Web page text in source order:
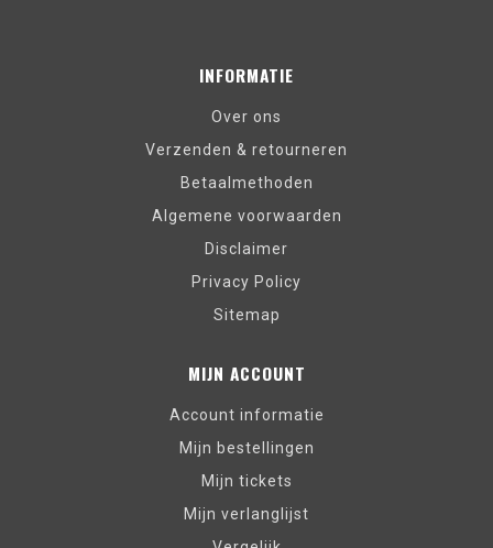
INFORMATIE
Over ons
Verzenden & retourneren
Betaalmethoden
Algemene voorwaarden
Disclaimer
Privacy Policy
Sitemap
MIJN ACCOUNT
Account informatie
Mijn bestellingen
Mijn tickets
Mijn verlanglijst